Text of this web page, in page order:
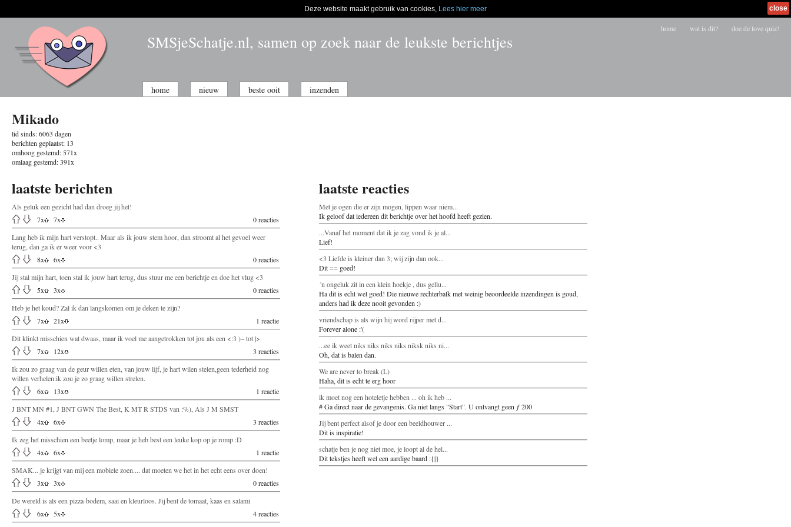
Deze website maakt gebruik van cookies, Lees hier meer close
SMSjeSchatje.nl, samen op zoek naar de leukste berichtjes
home wat is dit? doe de love quiz!
home nieuw beste ooit inzenden
Mikado
lid sinds:6063 dagen
berichten geplaatst: 13
omhoog gestemd: 571x
omlaag gestemd:391x
laatste berichten
Als geluk een gezicht had dan droeg jij het!
7x 7x
0 reacties
Lang heb ik mijn hart verstopt.. Maar als ik jouw stem hoor, dan stroomt al het gevoel weer
terug, dan ga ik er weer voor <3
8x 6x
0 reacties
Jij stal mijn hart, toen stal ik jouw hart terug, dus stuur me een berichtje en doe het vlug <3
5x 3x
0 reacties
Heb je het koud? Zal ik dan langskomen om je deken te zijn?
7x 21x
1 reactie
Dit klinkt misschien wat dwaas, maar ik voel me aangetrokken tot jou als een <:3 )~ tot |>
7x 12x
3 reacties
Ik zou zo graag van de geur willen eten, van jouw lijf, je hart wilen stelen,geen tederheid nog
willen verhelen:ik zou je zo graag willen strelen.
6x 13x
1 reactie
J BNT MN #1, J BNT GWN The Best, K MT R STDS van :%), Als J M SMST
4x 6x
3 reacties
Ik zeg het misschien een beetje lomp, maar je heb best een leuke kop op je romp :D
4x 6x
1 reactie
SMAK... je krijgt van mij een mobiele zoen.... dat moeten we het in het echt eens over doen!
3x 3x
0 reacties
De wereld is als een pizza-bodem, saai en kleurloos. Jij bent de tomaat, kaas en salami
6x 5x 4 reacties
laatste reacties
Met je ogen die er zijn mogen, lippen waar niem...
Ik geloof dat iedereen dit berichtje over het hoofd heeft gezien.
...Vanaf het moment dat ik je zag vond ik je al...
Lief!
<3 Liefde is kleiner dan 3; wij zijn dan ook...
Dit == goed!
´n ongeluk zit in een klein hoekje , dus gellu...
Ha dit is echt wel goed! Die nieuwe rechterbalk met weinig beoordeelde inzendingen is goud,
anders had ik deze nooit gevonden :)
vriendschap is als wijn hij word rijper met d...
Forever alone :'(
...ee ik weet niks niks niks niks niksk niks ni...
Oh, dat is balen dan.
We are never to break (L)
Haha, dit is echt te erg hoor
ik moet nog een hoteletje hebben ... oh ik heb ...
# Ga direct naar de gevangenis. Ga niet langs "Start". U ontvangt geen ƒ 200
Jij bent perfect alsof je door een beeldhouwer ...
Dit is inspiratie!
schatje ben je nog niet moe, je loopt al de hel...
Dit tekstjes heeft wel een aardige baard :{|}